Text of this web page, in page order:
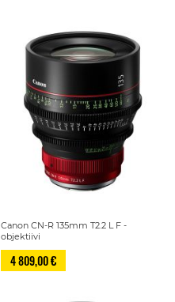
Canon CN-R 135mm T2.2 L F -
objektiivi
4 809,00 €